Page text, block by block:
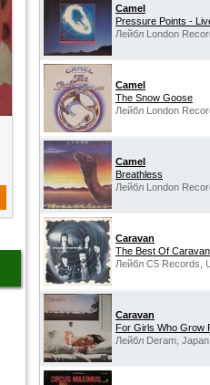
Camel
Pressure Points -
Лейбл London
Camel
The Snow Goose
Лейбл London
Camel
Breathless
Лейбл London
Caravan
The Best Of Caravan
Лейбл C5 Records,
Caravan
For Girls Who Grow
Лейбл Deram,